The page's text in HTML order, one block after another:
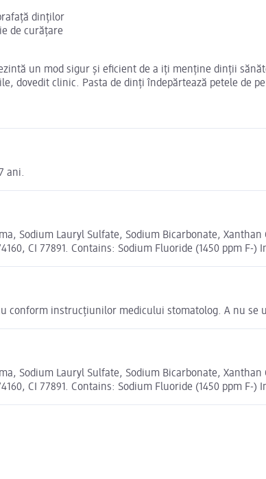
dinților
de curățare
un mod sigur și eficient de a iți menține dinții
dovedit clinic. Pasta de dinți îndepărtează petele de
ani.
Sodium Lauryl Sulfate, Sodium Bicarbonate,
CI 77891. Contains: Sodium Fluoride (1450 ppm
conform instrucțiunilor medicului stomatolog. A nu se
Sodium Lauryl Sulfate, Sodium Bicarbonate,
CI 77891. Contains: Sodium Fluoride (1450 ppm